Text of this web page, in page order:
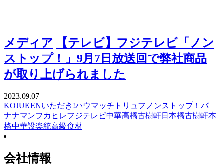
メディア
【テレビ】フジテレビ「ノン
ストップ！」9月7日放送回で弊社商品
が取り上げられました
2023.09.07
KOJUKENいただき!ハウマッチ トリュフ ノンストップ！ バ
ナナマンフカヒレフジテレビ中華高橋古樹軒日本橋古樹軒本
格中華設楽統高級食材
会社情報